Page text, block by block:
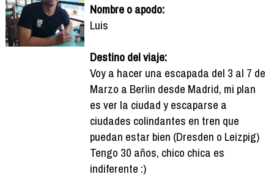
Nombre o apodo:
Luis
Destino del viaje:
Voy a hacer una escapada del 3 al 7 de
Marzo a Berlin desde Madrid, mi plan
es ver la ciudad y escaparse a
ciudades colindantes en tren que
puedan estar bien (Dresden o Leizpig)
Tengo 30 años, chico chica es
indiferente :)